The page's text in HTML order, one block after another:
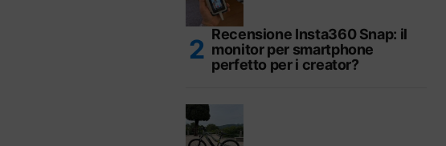
Recensione Insta360 Snap: il
monitor per smartphone
perfetto per i creator?